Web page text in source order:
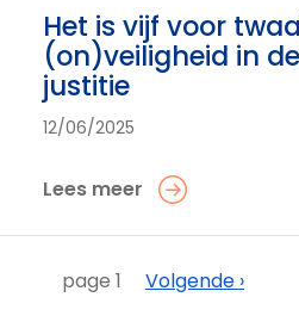
Het is vijf voor
(on)veiligheid in
justitie
12/06/2025
Lees meer
Paginering
page 1 Volgende
Volgende ›